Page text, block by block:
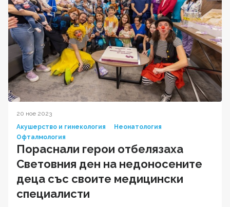
20 ное 2023
Акушерство и гинекология
Неонатология
Офталмология
Пораснали герои отбелязаха
Световния ден на недоносените
деца със своите медицински
специалисти